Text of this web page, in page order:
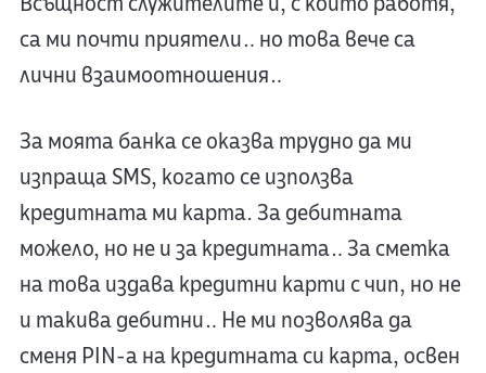
са ми почти приятели… но това вече са
лични взаимоотношения…
За моята банка се оказва трудно да ми
изпраща SMS, когато се използва
кредитната ми карта. За дебитната
можело, но не и за кредитната… За сметка
на това издава кредитни карти с чип, но не
и такива дебитни… Не ми позволява да
сменя PIN-а на кредитната си карта, освен